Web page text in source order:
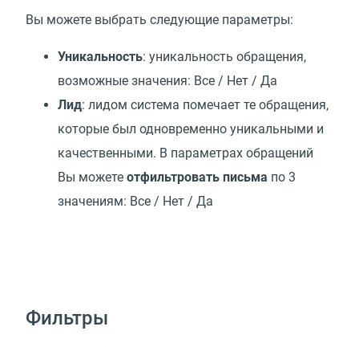
Вы можете выбрать следующие параметры:
Уникальность: уникальность обращения,
возможные значения: Все / Нет / Да
Лид: лидом система помечает те обращения,
которые был одновременно уникальными и
качественными. В параметрах обращений
Вы можете отфильтровать письма по 3
значениям: Все / Нет / Да
Фильтры